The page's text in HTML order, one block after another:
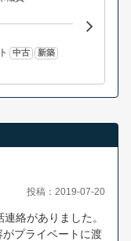
中古 新築
投稿：2019-07-20
絡がありました。
プライベートに渡